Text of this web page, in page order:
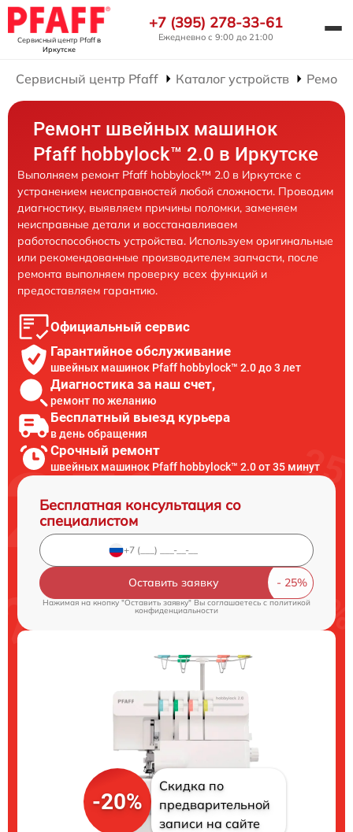
Сервисный центр Pfaffв
Иркутске
+7 (395) 278-33-61
Ежедневно с 9:00 до 21:00
Сервисный центр Pfaff Каталог устройств
Ремонт швейных машинок
Pfaff hobbylock™ 2.0 в Иркутске
Выполняем ремонт Pfaff hobbylock™ 2.0 в Иркутске с
устранением неисправностей любой сложности. Проводим
диагностику, выявляем причины поломки, заменяем
неисправные детали и восстанавливаем
работоспособность устройства. Используем оригинальные
или рекомендованные производителем запчасти, после
ремонта выполняем проверку всех функций и
предоставляем гарантию.
Официальный сервис
Гарантийное обслуживание
швейных машинок Pfaff hobbylock™ 2.0 до 3 лет
Диагностика за наш счет,
ремонт по желанию
Бесплатный выезд курьера
в день обращения
Срочный ремонт
швейных машинок Pfaff hobbylock™ 2.0 от 35 минут
Бесплатная консультация со
специалистом
Оставить заявку
Нажимая на кнопку "Оставить заявку" Вы соглашаетесь cполитикой
конфиденциальности
-20%
Скидка по
предварительной
записи на сайте